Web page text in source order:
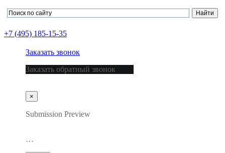
+7 (495) 185-15-35
Заказать звонок
Заказать обратный звонок
×
Submission Preview
…